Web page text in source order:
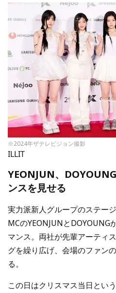
※2024年ザテレビジョン撮影
ILLIT
YEONJUN、
ンスを見せる
実力派新人グループのステー
MCのYEONJUNとDOYOUNG
マンス。両社が先輩アーティ
グを繰り広げ、会場のファン
る。
この日はクリスマス当日とい